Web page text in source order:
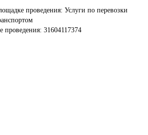
проведения: Услуги по перевозки
проведения: 31604117374